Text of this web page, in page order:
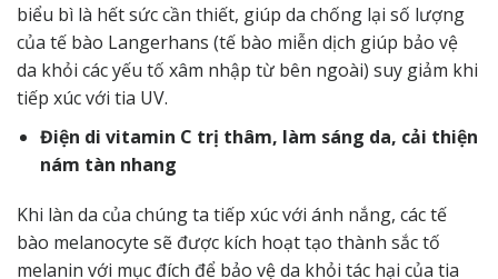
biểu bì là hết sức cần thiết, giúp da chống lại số lượng
của tế bào Langerhans (tế bào miễn dịch giúp bảo vệ
da khỏi các yếu tố xâm nhập từ bên ngoài) suy giảm khi
tiếp xúc với tia UV.
Điện di vitamin C trị thâm, làm sáng da, cải thiện
nám tàn nhang
Khi làn da của chúng ta tiếp xúc với ánh nắng, các tế
bào melanocyte sẽ được kích hoạt tạo thành sắc tố
melanin với mục đích để bảo vệ da khỏi tác hại của tia